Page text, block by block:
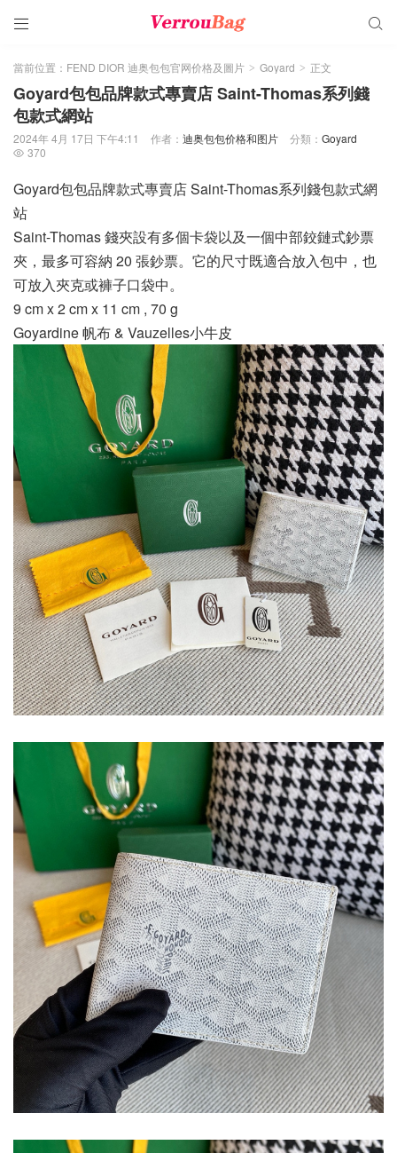
 
當前位置： FEND DIOR 迪奥包包官网价格及圖片 > Goyard > 正文
Goyard包包品牌款式專賣店 Saint-Thomas系列錢
包款式網站
2024年 4月 17日 下午4:11 作者： 迪奥包包价格和图片 分類： Goyard
 370
Goyard包包品牌款式專賣店 Saint-Thomas系列錢包款式網
站
Saint-Thomas 錢夾設有多個卡袋以及一個中部鉸鏈式鈔票
夾，最多可容納 20 張鈔票。它的尺寸既適合放入包中，也
可放入夾克或褲子口袋中。
9 cm x 2 cm x 11 cm , 70 g
Goyardine 帆布 & Vauzelles小牛皮